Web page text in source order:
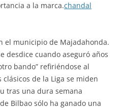
a la marca.chandal
el municipio de Majadahonda.
desdice cuando aseguró años
bando” refiriéndose al
de la Liga se miden
tras una dura semana
Bilbao sólo ha ganado una